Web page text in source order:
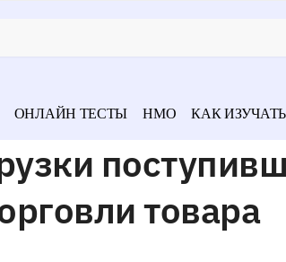
ОНЛАЙН ТЕСТЫ НМО КАК ИЗУЧАТЬ
товара